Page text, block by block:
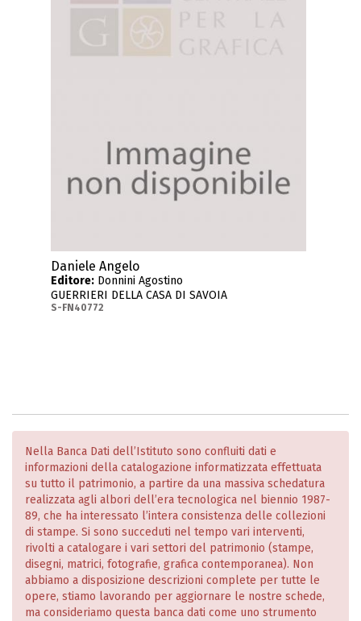
Daniele Angelo
Editore: Donnini Agostino
GUERRIERI DELLA CASA DI SAVOIA
S-FN40772
Nella Banca Dati dell’Istituto sono confluiti dati e
informazioni della catalogazione informatizzata effettuata
su tutto il patrimonio, a partire da una massiva schedatura
realizzata agli albori dell’era tecnologica nel biennio 1987-
89, che ha interessato l’intera consistenza delle collezioni
di stampe. Si sono succeduti nel tempo vari interventi,
rivolti a catalogare i vari settori del patrimonio (stampe,
disegni, matrici, fotografie, grafica contemporanea). Non
abbiamo a disposizione descrizioni complete per tutte le
opere, stiamo lavorando per aggiornare le nostre schede,
ma consideriamo questa banca dati come uno strumento